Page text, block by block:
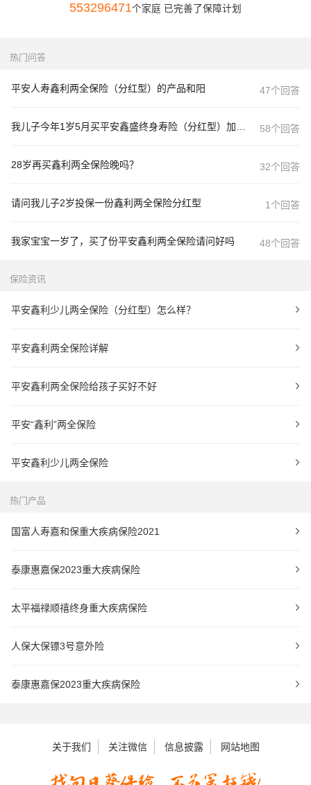
553296471个家庭 已完善了保障计划
热门问答
47个回答
平安人寿鑫利两全保险（分红型）的产品和阳
58个回答
32个回答
28岁再买鑫利两全保险晚吗？
1个回答
请问我儿子2岁投保一份鑫利两全保险分红型
48个回答
我家宝宝一岁了，买了份平安鑫利两全保险请问好吗
保险资讯
平安鑫利少儿两全保险（分红型）怎么样？
平安鑫利两全保险详解
平安鑫利两全保险给孩子买好不好
平安“鑫利”两全保险
平安鑫利少儿两全保险
热门产品
国富人寿嘉和保重大疾病保险2021
泰康惠嘉保2023重大疾病保险
太平福禄顺禧终身重大疾病保险
人保大保镖3号意外险
泰康惠嘉保2023重大疾病保险
关于我们 关注微信 信息披露 网站地图